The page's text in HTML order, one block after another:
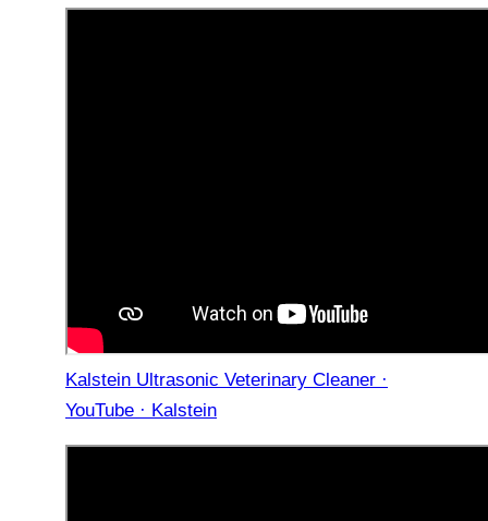
Kalstein Ultrasonic Veterinary Cleaner ·
YouTube · Kalstein